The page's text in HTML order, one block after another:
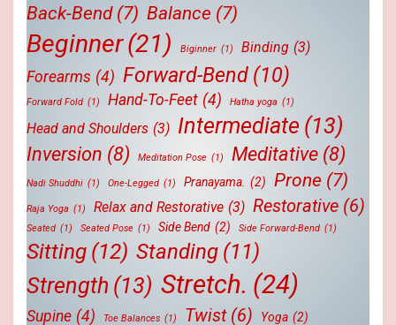
Back-Bend (7) Balance (7)
Beginner(21) Biginner (1) Binding (3)
Forearms (4) Forward-Bend (10)
Forward Fold (1) Hand-To-Feet (4) Hatha yoga (1)
Head and Shoulders (3) Intermediate (13)
Inversion (8) Meditation Pose (1) Meditative (8)
Nadi Shuddhi (1) One-Legged (1) Pranayama. (2) Prone (7)
Raja Yoga (1) Relax and Restorative (3) Restorative (6)
Seated (1) Seated Pose (1) Side Bend (2) Side Forward-Bend (1)
Sitting (12) Standing (11)
Strength (13) Stretch. (24)
Supine (4) Toe Balances (1) Twist (6) Yoga (2)